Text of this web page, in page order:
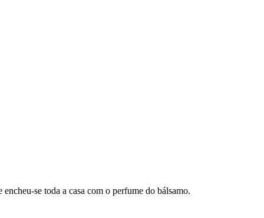
se toda a casa com o perfume do bálsamo.